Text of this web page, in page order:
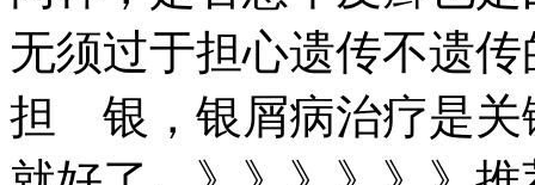
无须过于担心遗传不遗
担 银，银屑病治疗是关